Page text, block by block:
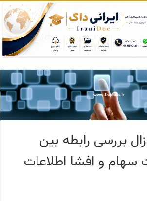
بررسی رابطه بین
و افشا اطلاعات